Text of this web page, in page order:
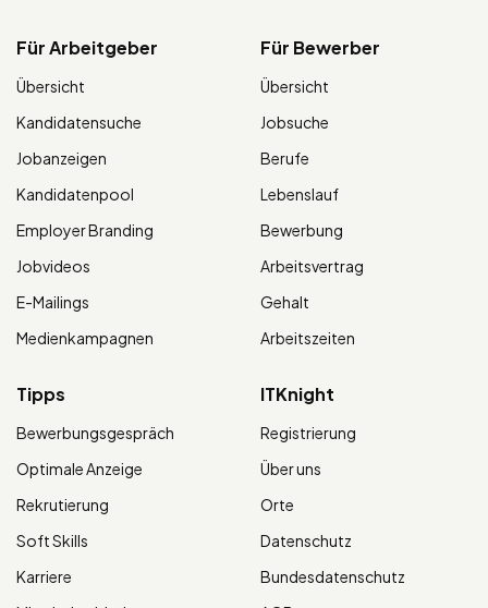
Für Arbeitgeber
Übersicht
Kandidatensuche
Jobanzeigen
Kandidatenpool
Employer Branding
Jobvideos
E-Mailings
Medienkampagnen
Für Bewerber
Übersicht
Jobsuche
Berufe
Lebenslauf
Bewerbung
Arbeitsvertrag
Gehalt
Arbeitszeiten
Tipps
Bewerbungsgespräch
Optimale Anzeige
Rekrutierung
Soft Skills
Karriere
ITKnight
Registrierung
Über uns
Orte
Datenschutz
Bundesdatenschutz